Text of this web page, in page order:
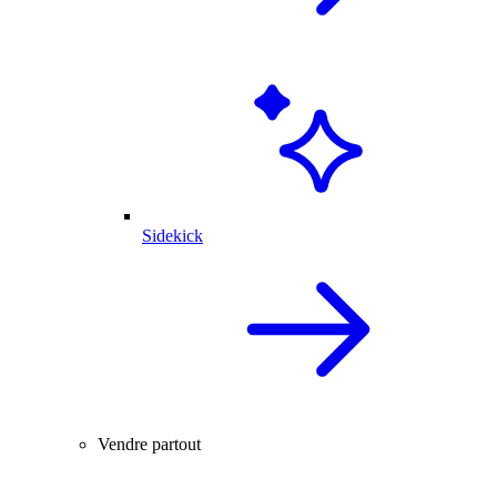
Sidekick
Vendre partout